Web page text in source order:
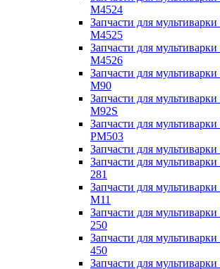
M4524
Запчасти для
M4525
Запчасти для
M4526
Запчасти для
M90
Запчасти для
M92S
Запчасти для
PM503
Запчасти для
Запчасти для
281
Запчасти для
M11
Запчасти для
250
Запчасти для
450
Запчасти для